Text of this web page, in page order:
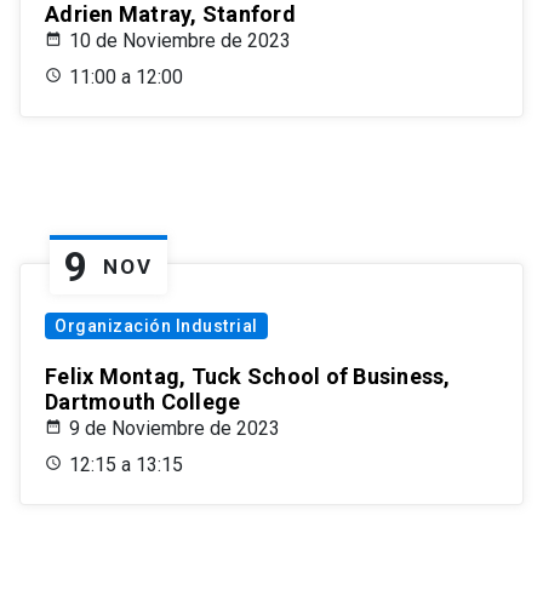
Adrien Matray, Stanford
10 de Noviembre de 2023
11:00 a 12:00
9 NOV
Organización Industrial
Felix Montag, Tuck School of Business,
Dartmouth College
9 de Noviembre de 2023
12:15 a 13:15